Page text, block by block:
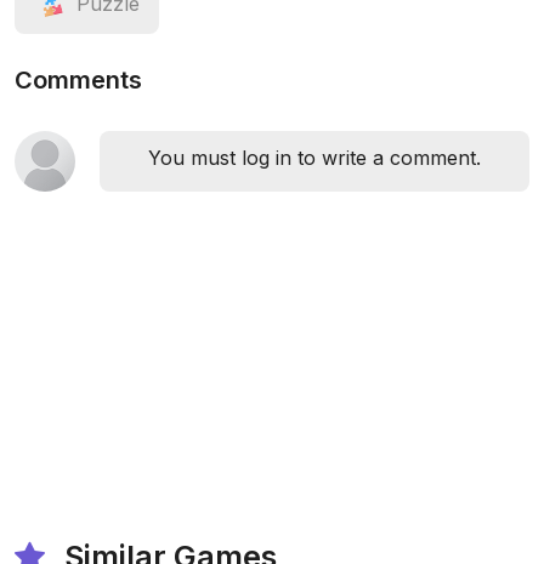
Comments
You must log in to write a comment.
Similar Games